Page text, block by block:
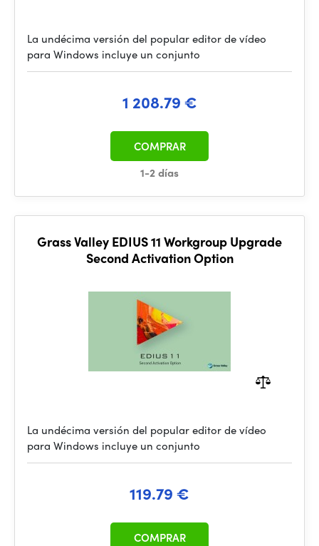
La undécima versión del popular editor de vídeo
para Windows incluye un conjunto
1 208.79 €
1-2 días
COMPRAR
Grass Valley EDIUS 11 Workgroup Upgrade
Second Activation Option
La undécima versión del popular editor de vídeo
para Windows incluye un conjunto
119.79 €
COMPRAR